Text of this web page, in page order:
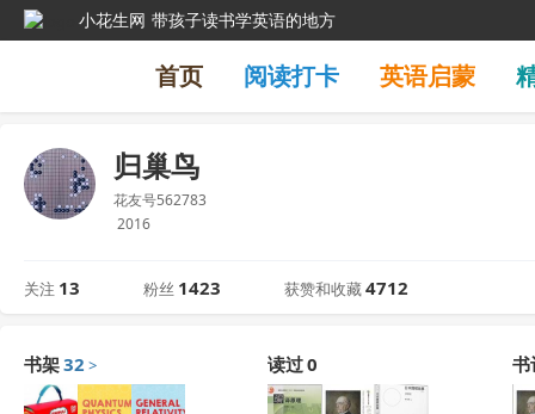
小花生网 带孩子读书学英语的地方
首页 阅读打卡 英语启蒙
归巢鸟
花友号562783
2016
关注 13 粉丝 1423 获赞和收藏4712
书架32 > 读过0 书